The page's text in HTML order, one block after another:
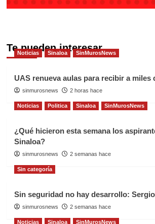
Te pueden interesar
Noticias Sinaloa SinMurosNews
UAS renueva aulas para recibir a miles
sinmurosnews 2 horas hace
Noticias Politica Sinaloa SinMurosNews
¿Qué hicieron esta semana los
Sinaloa?
sinmurosnews 2 semanas hace
Sin categoría
Sin seguridad no hay desarrollo:
sinmurosnews 2 semanas hace
Noticias Sinaloa SinMurosNews